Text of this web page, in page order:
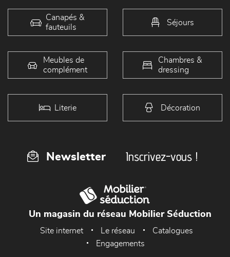
Canapés &
fauteuils
Séjours
Meubles de
complément
Chambres &
dressing
Literie Décoration
Newsletter Inscrivez-vous !
Un magasin du réseau Mobilier Séduction
Site internet Le réseau
Catalogues
Engagements